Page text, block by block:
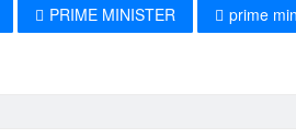
PRIME MINISTER
prime